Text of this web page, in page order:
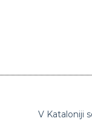
V Kataloniji